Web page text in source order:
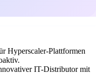
Hyperscaler-Plattformen
IT-Distributor mit